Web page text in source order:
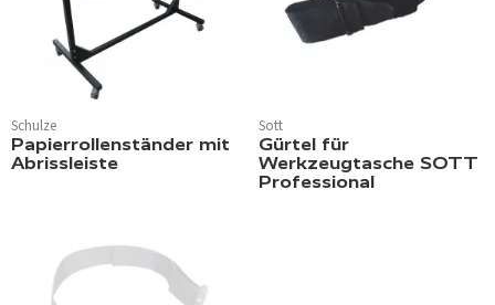
Schulze
Papierrollenständer mit
Abrissleiste
Sott
Gürtel für
Werkzeugtasche SOTT
Professional